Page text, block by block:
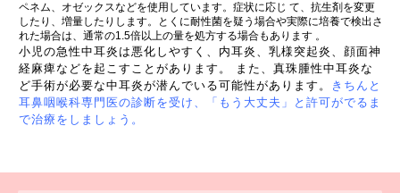
ペネム、オゼックスなどを使用しています。症状に応じ て、抗生剤を変更
したり、増量したりします。とくに耐性菌を疑う場合や実際に培養で検出さ
れた場合は、通常の1.5倍以上の量を処方する場合もあります 。
小児の急性中耳炎は悪化しやすく、内耳炎、乳様突起炎、顔面神
経麻痺などを起こすことがあります。
ま た、真珠腫性中耳炎な
ど手術が必要な中耳炎が潜んでいる可能性があります。
きちんと
耳鼻咽喉科専門 医の診断を受け、「もう大丈夫」と許可がでるま
で治療をしましょう。